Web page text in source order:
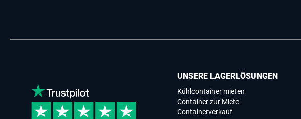
UNSERE LAGERLÖSUNGEN
Kühlcontainer mieten
Container zur Miete
Containerverkauf